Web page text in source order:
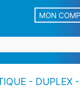
MON
- ST, SC et LC -